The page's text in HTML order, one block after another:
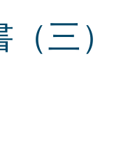
（三